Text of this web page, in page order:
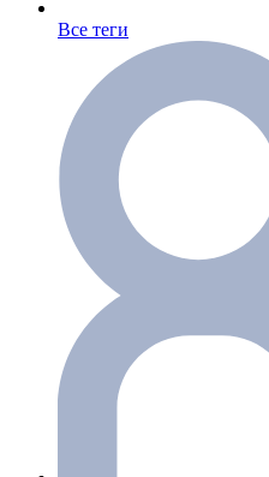
Все теги